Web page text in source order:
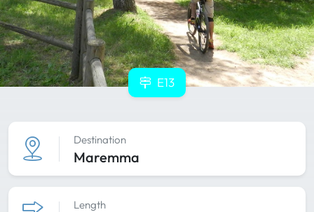
E13
Destination
Maremma
Length